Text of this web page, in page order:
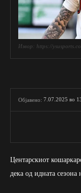
Извор: https://
Објавено: 7.07.2025 во
Центарскиот
дека од идната сезона